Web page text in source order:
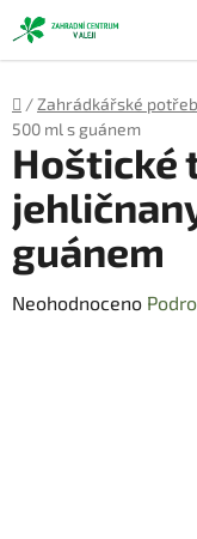
Přejít
na
obsah
Domů
/ Zahrádkářské
500 ml s guánem
Hoštické
guánem
Průměrné
Neohodnoceno